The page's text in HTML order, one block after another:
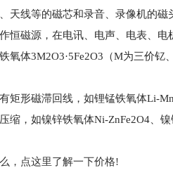
天线等的磁芯和录音、录像机的
恒磁源，在电讯、电声、电表、
氧体3M2O3·5Fe2O3（M为三价
矩形磁滞回线，如锂锰铁氧体Li-
缩，如镍锌铁氧体Ni-ZnFe2O4、
，点这里了解一下价格!